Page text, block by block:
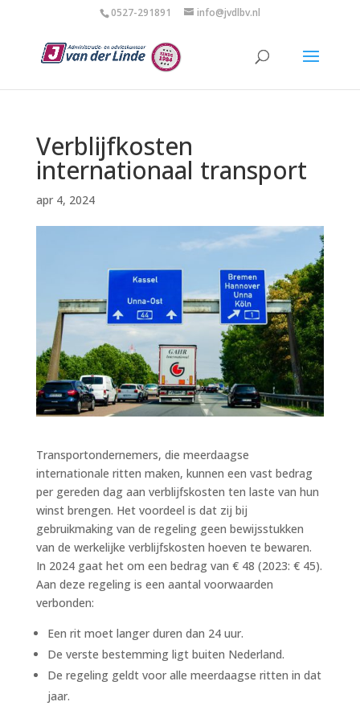
0527-291891 info@jvdlbv.nl
Verblijfkosten
internationaal transport
apr 4, 2024
Transportondernemers, die meerdaagse
internationale ritten maken, kunnen een vast bedrag
per gereden dag aan verblijfskosten ten laste van hun
winst brengen. Het voordeel is dat zij bij
gebruikmaking van de regeling geen bewijsstukken
van de werkelijke verblijfskosten hoeven te bewaren.
In 2024 gaat het om een bedrag van € 48 (2023: € 45).
Aan deze regeling is een aantal voorwaarden
verbonden:
Een rit moet langer duren dan 24 uur.
De verste bestemming ligt buiten Nederland.
De regeling geldt voor alle meerdaagse ritten in dat
jaar.